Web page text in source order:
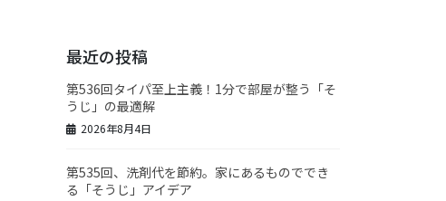
最近の投稿
第536回タイパ至上主義！1分で部屋が整う「そ
うじ」の最適解
2026年8月4日
第535回、洗剤代を節約。家にあるものででき
る「そうじ」アイデア